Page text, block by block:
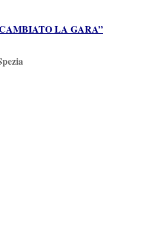
LA GARA”